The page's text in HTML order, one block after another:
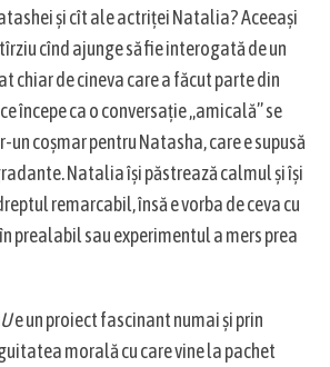
și cît ale actriței Natalia? Aceeași
cînd ajunge să fie interogată de un
chiar de cineva care a făcut parte din
începe ca o conversație „amicală” se
coșmar pentru Natasha, care e supusă
Natalia își păstrează calmul și își
remarcabil, însă e vorba de ceva cu
prealabil sau experimentul a mers prea
e un proiect fascinant numai și prin
morală cu care vine la pachet